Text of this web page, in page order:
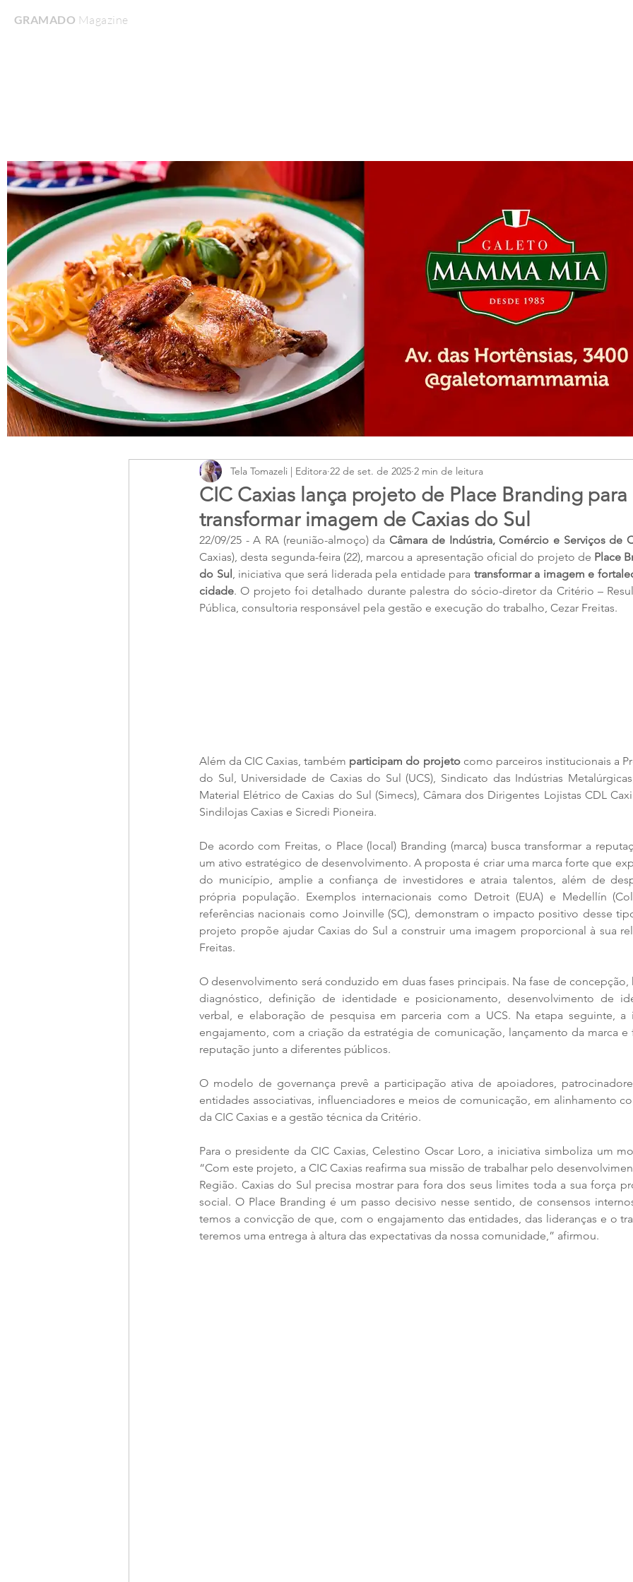
GRAMADO MagazineHome
CIC Caxias lança projeto de Place Branding para
transformar imagem de Caxias do Sul
Tela Tomazeli | Editora 22 de set. de 2025 2 min de leitura
22/09/25 - A RA (reunião-almoço) da Câmara de Indústria, Comércio e Serviços de
Caxias), desta segunda-feira (22), marcou a apresentação oficial do projeto de Place
do Sul, iniciativa que será liderada pela entidade para transformar a imagem e
cidade. O projeto foi detalhado durante palestra do sócio-diretor da Critério –
Pública, consultoria responsável pela gestão e execução do trabalho, Cezar Freitas.
Além da CIC Caxias, também participam do projeto como parceiros institucionais a
do Sul, Universidade de Caxias do Sul (UCS), Sindicato das Indústrias
Material Elétrico de Caxias do Sul (Simecs), Câmara dos Dirigentes Lojistas CDL
Sindilojas Caxias e Sicredi Pioneira.
De acordo com Freitas, o Place (local) Branding (marca) busca transformar a
um ativo estratégico de desenvolvimento. A proposta é criar uma marca forte que
do município, amplie a confiança de investidores e atraia talentos, além de
própria população. Exemplos internacionais como Detroit (EUA) e Medellín
referências nacionais como Joinville (SC), demonstram o impacto positivo desse
projeto propõe ajudar Caxias do Sul a construir uma imagem proporcional à sua
Freitas.
O desenvolvimento será conduzido em duas fases principais. Na fase de concepção,
diagnóstico, definição de identidade e posicionamento, desenvolvimento de
verbal, e elaboração de pesquisa em parceria com a UCS. Na etapa seguinte, a
engajamento, com a criação da estratégia de comunicação, lançamento da marca
reputação junto a diferentes públicos.
O modelo de governança prevê a participação ativa de apoiadores,
entidades associativas, influenciadores e meios de comunicação, em alinhamento
da CIC Caxias e a gestão técnica da Critério.
Para o presidente da CIC Caxias, Celestino Oscar Loro, a iniciativa simboliza um
“Com este projeto, a CIC Caxias reafirma sua missão de trabalhar pelo
Região. Caxias do Sul precisa mostrar para fora dos seus limites toda a sua força
social. O Place Branding é um passo decisivo nesse sentido, de consensos
temos a convicção de que, com o engajamento das entidades, das lideranças e o
teremos uma entrega à altura das expectativas da nossa comunidade,” afirmou.